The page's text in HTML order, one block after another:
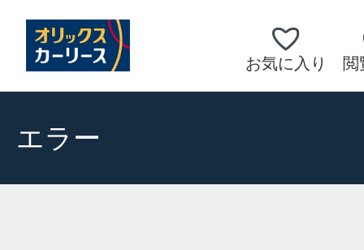
お気に入り 閲
エラー